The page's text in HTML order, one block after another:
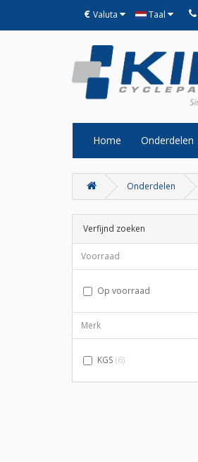
€ Valuta Taal
Home Onderdelen
Onderdelen
Verfijnd zoeken
Voorraad
Op voorraad
Merk
KGS (6)